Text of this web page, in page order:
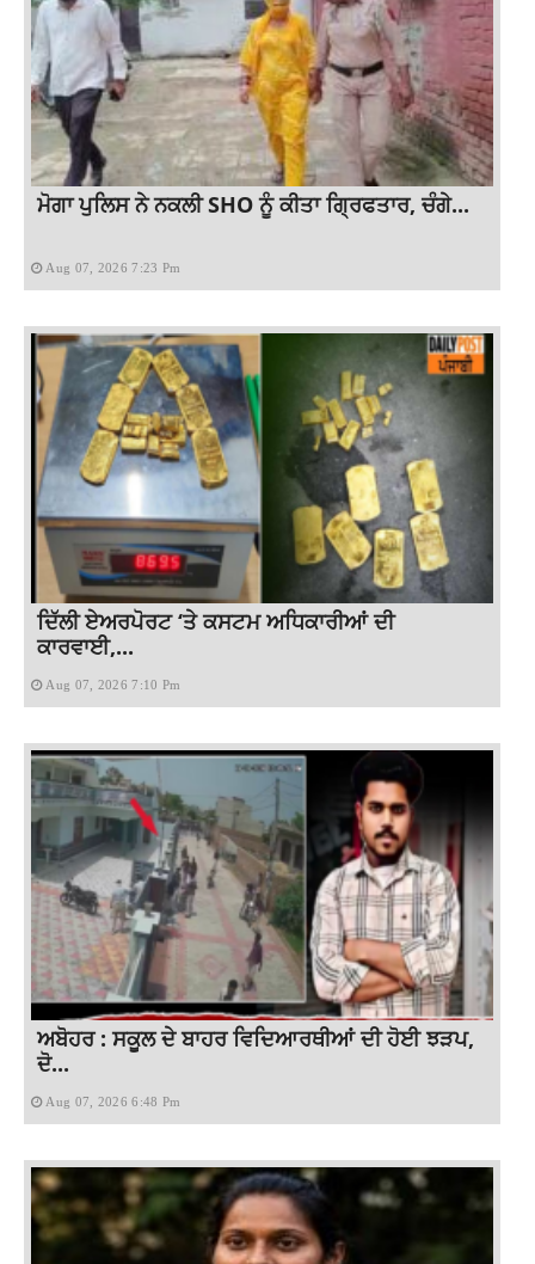
ਮੋਗਾ ਪੁਲਿਸ ਨੇ ਨਕਲੀ SHO ਨੂੰ ਕੀਤਾ ਗ੍ਰਿਫਤਾਰ, ਚੰਗੇ...
Aug 07, 2026 7:23 Pm
ਦਿੱਲੀ ਏਅਰਪੋਰਟ ‘ਤੇ ਕਸਟਮ ਅਧਿਕਾਰੀਆਂ ਦੀ
ਕਾਰਵਾਈ,...
Aug 07, 2026 7:10 Pm
ਅਬੋਹਰ : ਸਕੂਲ ਦੇ ਬਾਹਰ ਵਿਦਿਆਰਥੀਆਂ ਦੀ ਹੋਈ ਝੜਪ,
ਦੋ...
Aug 07, 2026 6:48 Pm